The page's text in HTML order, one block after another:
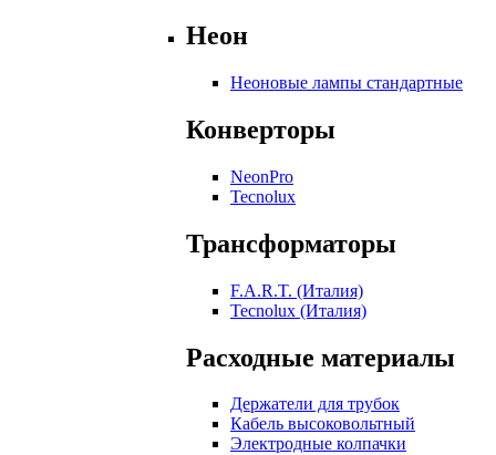
Неон
Неоновые лампы стандартные
Конверторы
NeonPro
Tecnolux
Трансформаторы
F.A.R.T. (Италия)
Tecnolux (Италия)
Расходные материалы
Держатели для трубок
Кабель высоковольтный
Электродные колпачки